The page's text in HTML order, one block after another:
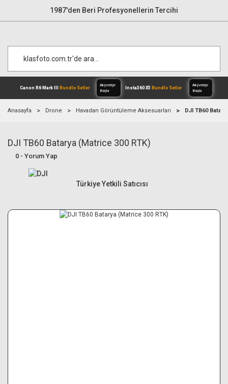
1987'den Beri Profesyonellerin Tercihi
Canon R6 Mark III Bundle Setler
Anasayfa Drone Havadan Görüntüleme Aksesuarları DJI TB60
DJI TB60 Batarya (Matrice 300 RTK)
0 - Yorum Yap
Türkiye Yetkili Satıcısı